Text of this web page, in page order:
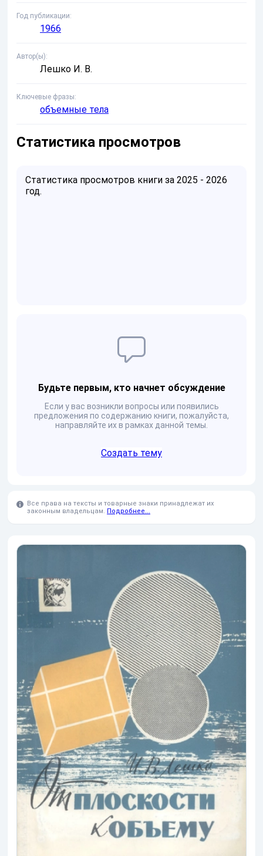
Год публикации
1966
Автор(ы)
Лешко И. В.
Ключевые фразы
объемные тела
Статистика просмотров
Статистика просмотров книги за 2025 - 2026
год.
Будьте первым, кто начнет обсуждение
Если у вас возникли вопросы или появились
предложения по содержанию книги, пожалуйста,
направляйте их в рамках данной темы.
Создать тему
Все права на тексты и товарные знаки принадлежат их
законным владельцам. Подробнее...